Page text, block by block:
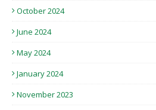
October 2024
June 2024
May 2024
January 2024
November 2023